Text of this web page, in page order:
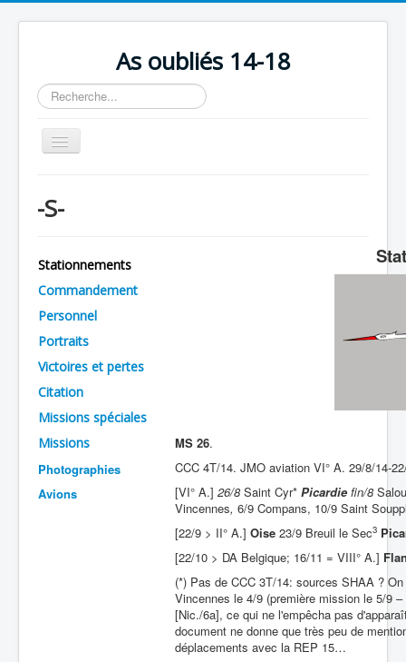
As oubliés 14-18
Rechercher
Basculer
la
Chronologie
Avions
Personnels
Formation
Doctrines
Les As
Cahiers des As
-S-
Stationnements
Commandement
Personnel
Portraits
Victoires et pertes
Citation
Missions spéciales
Missions
Photographies
Avions
MS 26.
CCC 4T/14. JMO aviation VI° A. 29/8/14-
[VI° A.] 26/8 Saint Cyr* Picardie fin/8
Vincennes, 6/9 Compans, 10/9 Saint
[22/9 > II° A.] Oise 23/9 Breuil le Sec3
[22/10 > DA Belgique; 16/11 = VIII° A.]
(*) Pas de CCC 3T/14: sources SHAA ?
Vincennes le 4/9 (première mission le 5/9
[Nic./6a], ce qui ne l'empêcha pas
document ne donne que très peu de
déplacements avec la REP 15…